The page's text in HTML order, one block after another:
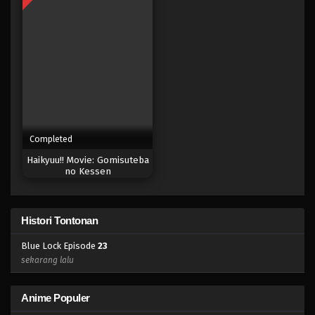
Blue Lock 2
Eps 1 - Februari 3, 2025
Blue Lock Episode 24
Completed
Haikyuu!! Movie: Gomisuteba
no Kessen
Histori Tontonan
Blue Lock Episode 23
sekarang lalu
Anime Populer